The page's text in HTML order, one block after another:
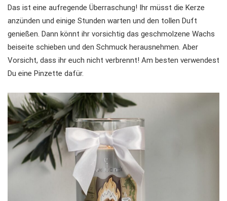
Das ist eine aufregende Überraschung! Ihr müsst die Kerze
anzünden und einige Stunden warten und den tollen Duft
genießen. Dann könnt ihr vorsichtig das geschmolzene Wachs
beiseite schieben und den Schmuck herausnehmen. Aber
Vorsicht, dass ihr euch nicht verbrennt! Am besten verwendest
Du eine Pinzette dafür.